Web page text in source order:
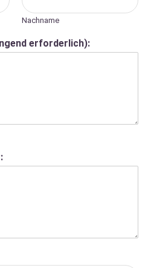
Nachname
erforderlich):